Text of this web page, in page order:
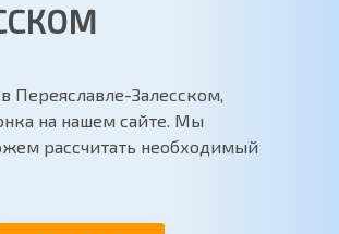
Переяславле-Залесском,
на нашем сайте. Мы
рассчитать необходимый